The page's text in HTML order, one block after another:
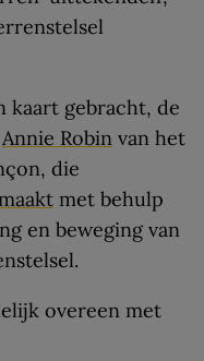
kaart gebracht, de
Annie Robin van het
die
met behulp
en beweging van
overeen met